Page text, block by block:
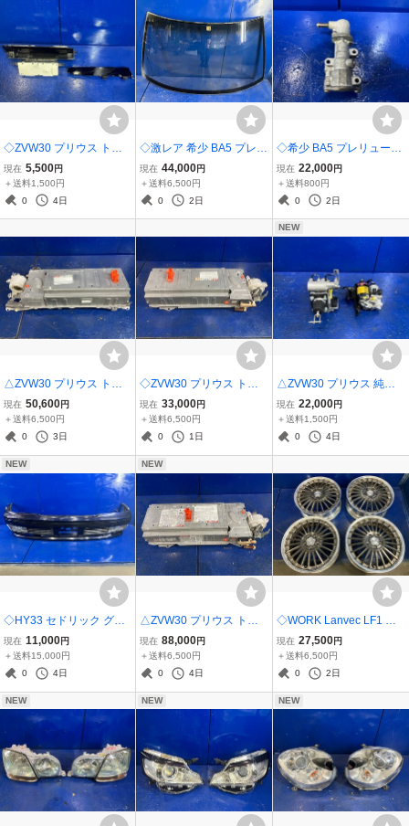
◇ZVW30 プリウス トヨ
タ純正 スピードメーター
速度計 83800-47261-B 7
69861-980 769204-740
現在 5,500円
＋送料1,500円
0
4日
◇激レア 希少 BA5 プレリ
ュード Si TCV 後期 ホン
ダ純正 フロントガラス 前
ガラス 窓 ウィンドウガラ
現在 44,000円
＋送料6,500円
0
2日
◇希少 BA5 プレリュード
Si TCV 後期 ホンダ純正
ファーストアイドルバル
ブ ファーストアイドルコ
20A
現在 22,000円
＋送料800円
0
2日
△ZVW30 プリウス トヨ
タ純正 ハイブリッドバッ
テリー HVバッテリー HV
B コア リビルト G9280-7
ジャンク
現在 50,600円
＋送料6,500円
0
3日
◇ZVW30 プリウス トヨ
タ純正 ハイブリッドバッ
テリー HVバッテリー HV
B コア リビルト G9280-4
ジャンク
現在 33,000円
＋送料6,500円
0
1日
NEW
△ZVW30 プリウス 純正
ブレーキブースター ABS
ブレーキアクチュエータ
ー ポンプセット EB 4721
現在 22,000円
＋送料1,500円
0
4日
NEW
◇HY33 セドリック グロ
リア 日産純正 フロントバ
ンパー
現在 11,000円
＋送料15,000円
0
4日
NEW
△ZVW30 プリウス トヨ
タ純正 ハイブリッドバッ
テリー HVバッテリー HV
B コア リビルト G9510-7
ジャンク
現在 88,000円
＋送料6,500円
0
4日
◇WORK Lanvec LF1 ラ
ンベック 18インチ 7J+53
PCD114.3 5穴 4本セット
シルビア スカイライン マ
ラウン IS
現在 27,500円
＋送料6,500円
0
2日
NEW NEW NEW